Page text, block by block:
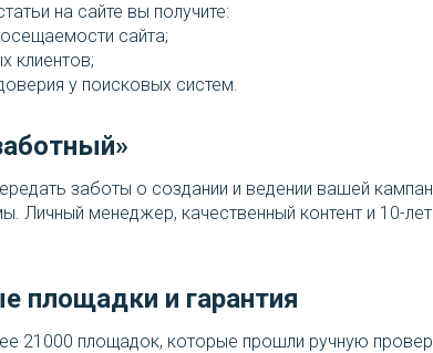
на сайте вы получите:
сайта;
клиентов;
у поисковых систем.
заботы о создании и ведении вашей
Личный менеджер, качественный контент и 10-
площадки и гарантия
21000 площадок, которые прошли ручную